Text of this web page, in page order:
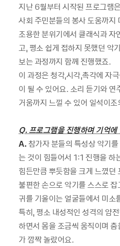
지난 6월부터 시작된 프로그램
사회 주민분들의 봉사 도움까지
조용한 분위기에서 클래식과 자
고, 평소 쉽게 접하지 못했던 악
보는 과정까지 함께 진행했죠.
이 과정은 청각,시각,촉각에 자
이 될 수 있어요. 소리 듣기와 연
거움까지 느낄 수 있어 일석이
Q. 프로그램을 진행하며 기억
A. 참가자 분들의 특성상 악기
는 것이 힘들어서 1:1 진행을 하
힘든만큼 뿌듯함을 크게 느꼈던
불편한 손으로 악기를 스스로
귀를 기울이는 얼굴들에서 미소
특히, 평소 내성적인 성격의 얌
하면서 몸을 조금씩 움직이며
가 깜짝 놀랐어요.